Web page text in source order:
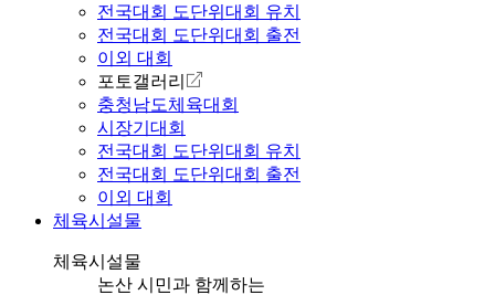
전국대회 도단위대회 유치
전국대회 도단위대회 출전
이외 대회
포토갤러리
충청남도체육대회
시장기대회
전국대회 도단위대회 유치
전국대회 도단위대회 출전
이외 대회
체육시설물
체육시설물
논산 시민과 함께하는